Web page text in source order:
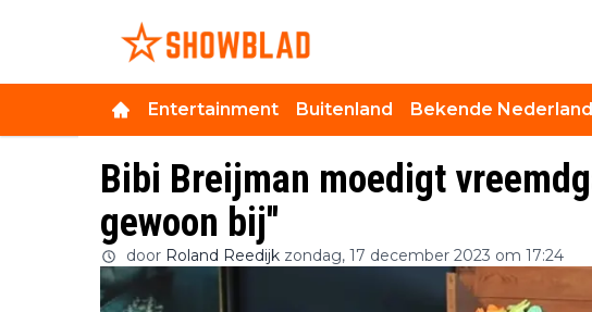
Entertainment Buitenland Bekende
Bibi Breijman moedigt
gewoon bij''
door Roland Reedijk zondag, 17 december 2023 om 17:24